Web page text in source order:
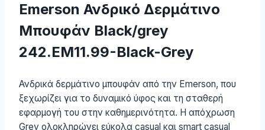
Emerson Ανδρικό Δερμάτινο
Μπουφάν Black/grey
242.EM11.99-Black-Grey
Ανδρικά δερμάτινο μπουφάν από την Emerson, που
ξεχωρίζει για το δυναμικό ύφος και τη σταθερή
εφαρμογή του στην καθημερινότητα. Η απόχρωση
Grey ολοκληρώνει εύκολα casual και smart casual